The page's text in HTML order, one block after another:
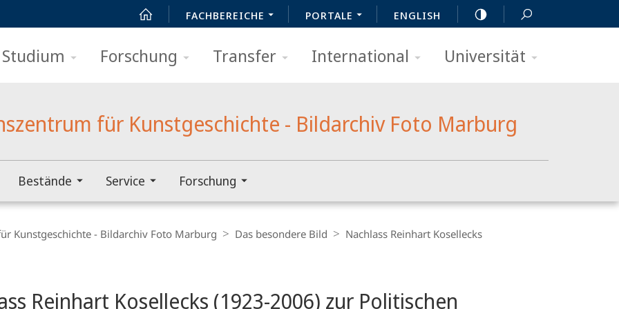
FACHBEREICHE PORTALE ENGLISH
Studium Forschung Transfer International Universität
für Kunstgeschichte - Bildarchiv Foto Marburg
Bestände Service Forschung
Kunstgeschichte - Bildarchiv Foto Marburg Das besondere Bild Nachlass Reinhart Kosellecks
Reinhart Kosellecks (1923-2006) zur Politischen